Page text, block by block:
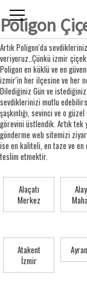
Poligon
Artık Poligon'da
veriyoruz..Çünkü izmir
Poligon en köklü ve en
izmir'in her ilçesine ve her
Dilediğiniz Gün ve
sevdiklerinizi mutlu
şaşkınlığı, sevinci ve o
görevini üstlendik. Artık
gönderme web sitemizi
ise en kaliteli, en taze ve
teslim etmektir.
Alaçatı
Merkez
Atakent
İzmir